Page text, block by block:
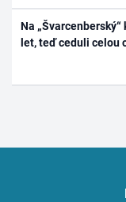
Na
let, teď ceduli celou